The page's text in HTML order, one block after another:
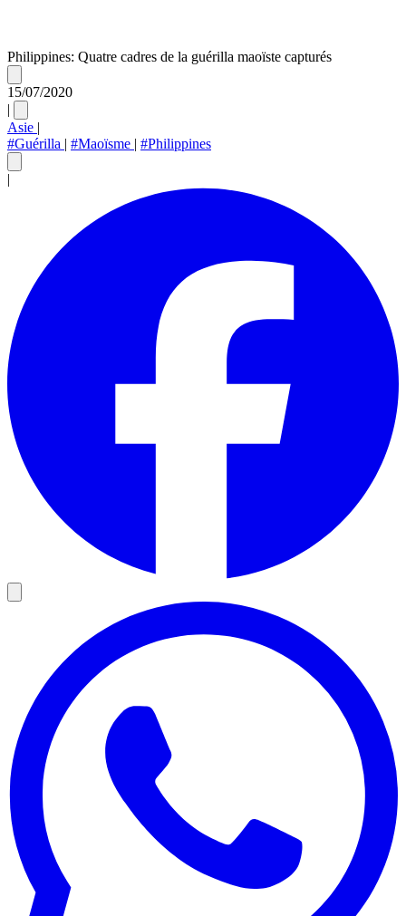
Philippines: Quatre cadres de la guérilla maoïste capturés
15/07/2020
|
Asie |
#Guérilla | #Maoïsme | #Philippines
|